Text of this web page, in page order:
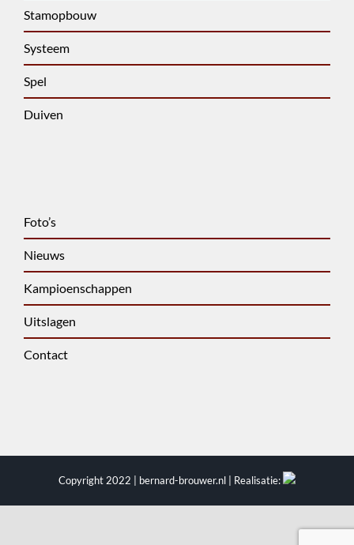
Stamopbouw
Systeem
Spel
Duiven
Foto’s
Nieuws
Kampioenschappen
Uitslagen
Contact
Copyright 2022 | bernard-brouwer.nl | Realisatie: